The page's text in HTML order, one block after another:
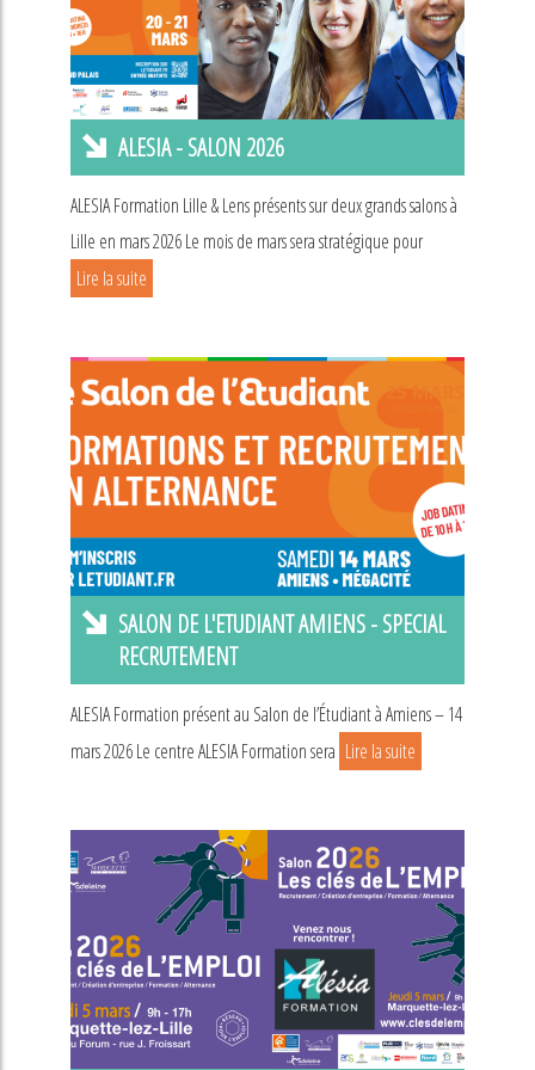
ALESIA - SALON 2026
ALESIA Formation Lille & Lens présents sur deux grands salons à
Lille en mars 2026 Le mois de mars sera stratégique pour
Lire la suite
SALON DE L'ETUDIANT AMIENS - SPECIAL
RECRUTEMENT
ALESIA Formation présent au Salon de l’Étudiant à Amiens – 14
mars 2026 Le centre ALESIA Formation sera Lire la suite